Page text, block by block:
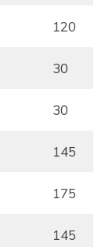
120
30
30
145
175
145